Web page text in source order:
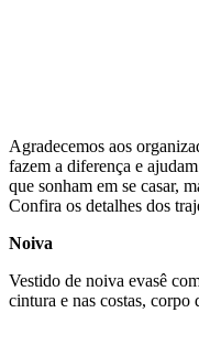
Agradecemos aos
fazem a diferença e
que sonham em se casar,
Confira os detalhes dos
Noiva
Vestido de noiva evasê
cintura e nas costas, corpo